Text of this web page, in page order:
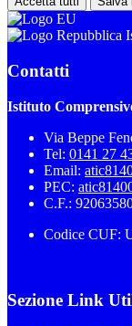
Contatti
Istituto
Via Beppe
Tel: 0141 27
Email:
PEC:
C.F.:
Codice CUF:
Sezione Link